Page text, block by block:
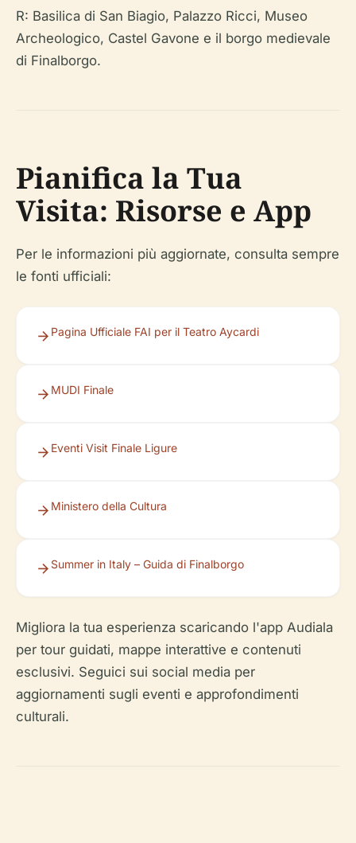
R: Basilica di San Biagio, Palazzo Ricci, Museo
Archeologico, Castel Gavone e il borgo medievale
di Finalborgo.
Pianifica la Tua
Visita: Risorse e App
Per le informazioni più aggiornate, consulta sempre
le fonti ufficiali:
Pagina Ufficiale FAI per il Teatro Aycardi
MUDI Finale
Eventi Visit Finale Ligure
Ministero della Cultura
Summer in Italy – Guida di Finalborgo
Migliora la tua esperienza scaricando l'app Audiala
per tour guidati, mappe interattive e contenuti
esclusivi. Seguici sui social media per
aggiornamenti sugli eventi e approfondimenti
culturali.